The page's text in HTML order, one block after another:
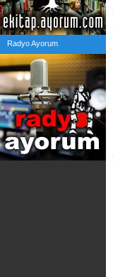
Radyo Ayorum